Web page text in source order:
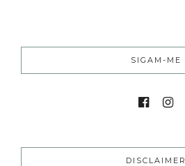
SIGAM-ME
DISCLAIMER